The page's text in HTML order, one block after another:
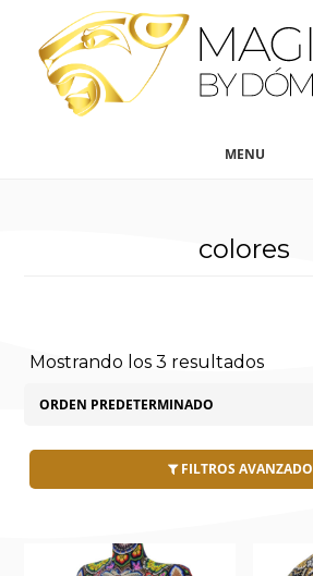
contenido
principal
MENU
colores
Mostrando los 3 resultados
FILTROS